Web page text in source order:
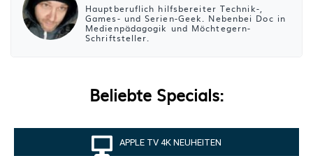
Hauptberuflich hilfsbereiter Technik-,
Games- und Serien-Geek. Nebenbei Doc in
Medienpädagogik und Möchtegern-
Schriftsteller.
Beliebte Specials:
APPLE TV 4K NEUHEITEN